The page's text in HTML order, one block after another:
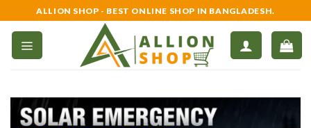
to
content
ALLION SHOP - BEST ONLINE SHOP IN BANGLADESH.